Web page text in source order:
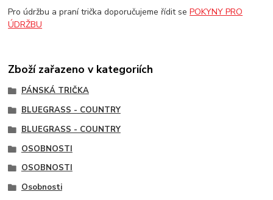
Pro údržbu a praní trička doporučujeme řídit sePOKYNY PRO
ÚDRŽBU
Zboží zařazeno v kategoriích
PÁNSKÁ TRIČKA
BLUEGRASS - COUNTRY
BLUEGRASS - COUNTRY
OSOBNOSTI
OSOBNOSTI
Osobnosti